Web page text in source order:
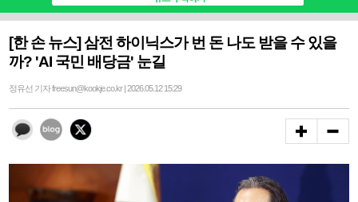
[한 손 뉴스] 삼전 하이닉스가 번 돈 나도 받을 수 있을
까? 'AI 국민 배당금' 눈길
정유선 기자 freesun@kookje.co.kr | 2026.05.12 15:29